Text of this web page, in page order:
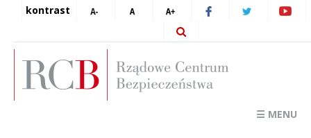
kontrast
☰ MENU